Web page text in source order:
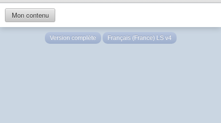
Mon contenu
Version complète Français (France) LS v4